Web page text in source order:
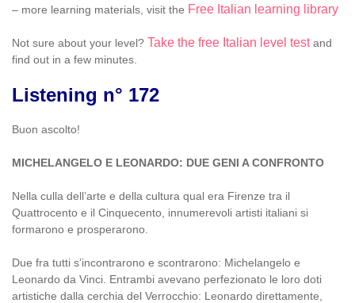
– more learning materials, visit the Free Italian learning library
Not sure about your level? Take the free Italian level testand
find out in a few minutes.
Listening n° 172
Buon ascolto!
MICHELANGELO E LEONARDO: DUE GENI A CONFRONTO
Nella culla dell’arte e della cultura qual era Firenze tra il
Quattrocento e il Cinquecento, innumerevoli artisti italiani si
formarono e prosperarono.
Due fra tutti s’incontrarono e scontrarono: Michelangelo e
Leonardo da Vinci. Entrambi avevano perfezionato le loro doti
artistiche dalla cerchia del Verrocchio: Leonardo direttamente,